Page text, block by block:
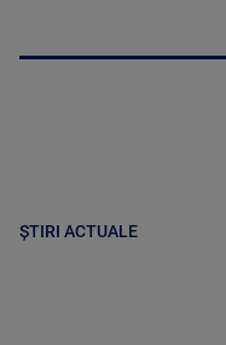
ȘTIRI ACTUALE